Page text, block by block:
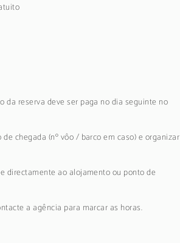
da reserva deve ser paga no dia seguinte no
chegada (nº vôo / barco em caso) e organizar
directamente ao alojamento ou ponto de
a agência para marcar as horas.